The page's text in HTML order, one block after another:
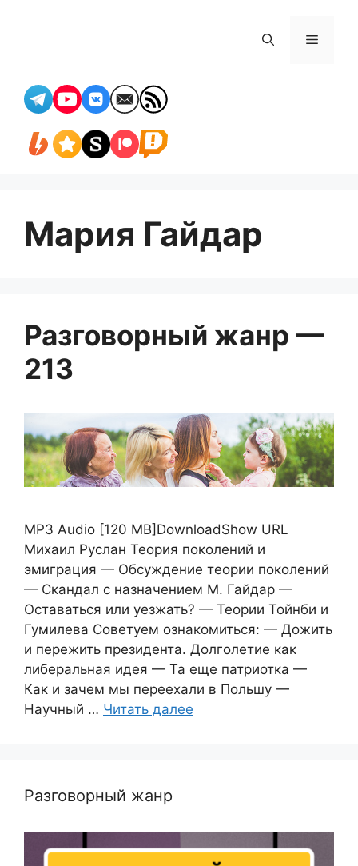
Меню
Мария Гайдар
Разговорный жанр —
213
MP3 Audio [120 MB]DownloadShow URL
Михаил Руслан Теория поколений и
эмиграция — Обсуждение теории поколений
— Скандал с назначением М. Гайдар —
Оставаться или уезжать? — Теории Тойнби и
Гумилева Советуем ознакомиться: — Дожить
и пережить президента. Долголетие как
либеральная идея — Та еще патриотка —
Как и зачем мы переехали в Польшу —
Научный … Читать далее
Разговорный жанр